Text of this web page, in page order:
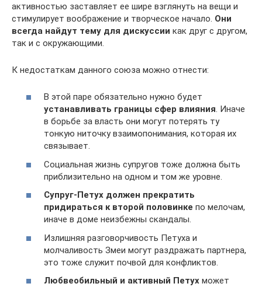
активностью заставляет ее шире взглянуть на вещи и
стимулирует воображение и творческое начало. Они
всегда найдут тему для дискуссии как друг с другом,
так и с окружающими.
К недостаткам данного союза можно отнести:
В этой паре обязательно нужно будет
устанавливать границы сфер влияния. Иначе
в борьбе за власть они могут потерять ту
тонкую ниточку взаимопонимания, которая их
связывает.
Социальная жизнь супругов тоже должна быть
приблизительно на одном и том же уровне.
Супруг-Петух должен прекратить
придираться к второй половинке по мелочам,
иначе в доме неизбежны скандалы.
Излишняя разговорчивость Петуха и
молчаливость Змеи могут раздражать партнера,
это тоже служит почвой для конфликтов.
Любвеобильный и активный Петух может